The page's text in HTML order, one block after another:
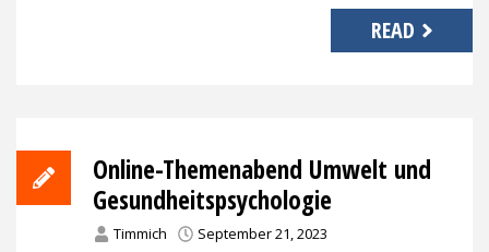
READ
Online-Themenabend Umwelt und
Gesundheitspsychologie
Timmich September 21, 2023